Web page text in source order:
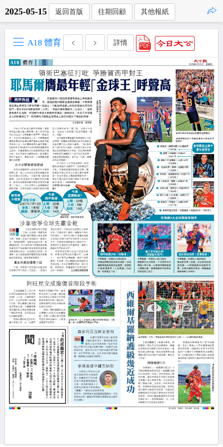
2025-05-15 返回首版 往期回顧 其他報紙
A18 體育 詳情